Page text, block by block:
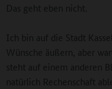
Das geht eben nicht.
Ich bin auf die Stadt
Wünsche äußern, aber
steht auf einem anderen
natürlich Rechenschaft